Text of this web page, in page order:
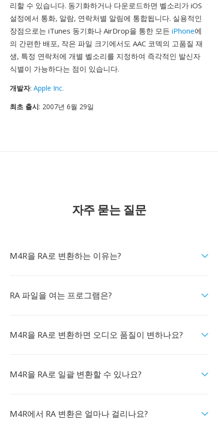
리할 수 있습니다. 동기화하거나 다운로드하면 벨소리가 iOS
설정에서 통화, 알람, 연락처별 알림에 통합됩니다. 실용적인
장점으로는 iTunes 동기화나 AirDrop을 통한 모든 iPhone에
의 간편한 배포, 작은 파일 크기에서도 AAC 코덱의 고품질 재
생, 특정 연락처에 개별 벨소리를 지정하여 즉각적인 발신자
식별이 가능하다는 점이 있습니다.
개발자: Apple Inc.
최초 출시: 2007년 6월 29일
자주 묻는 질문
M4R을 RA로 변환하는 이유는?
RA 파일을 여는 프로그램은?
M4R을 RA로 변환하면 오디오 품질이 변하나요?
M4R을 RA로 일괄 변환할 수 있나요?
M4R에서 RA 변환은 얼마나 걸리나요?